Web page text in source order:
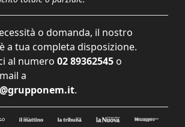
o domanda, il nostro
a tua completa disposizione.
al numero 02 89362545 o
a
.